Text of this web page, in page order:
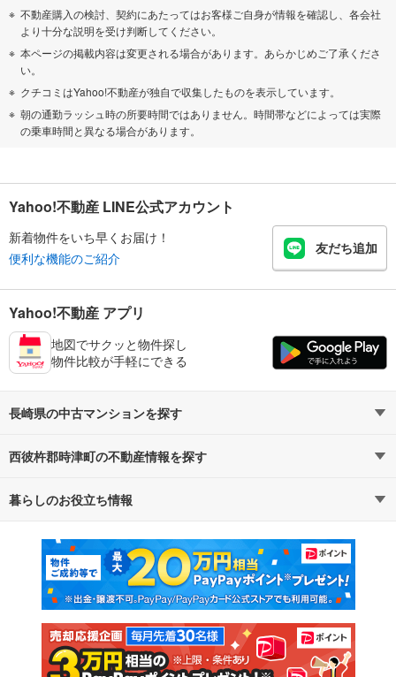
不動産購入の検討、契約にあたってはお客様ご自身が情報を確認し、各会社
より十分な説明を受け判断してください。
本ページの掲載内容は変更される場合があります。あらかじめご了承くださ
い。
クチコミはYahoo!不動産が独自で収集したものを表示しています。
朝の通勤ラッシュ時の所要時間ではありません。時間帯などによっては実際
の乗車時間と異なる場合があります。
Yahoo!不動産 LINE公式アカウント
新着物件をいち早くお届け！
便利な機能のご紹介
友だち追加
Yahoo!不動産 アプリ
地図でサクッと物件探し
物件比較が手軽にできる
長崎県の中古マンションを探す
路線・駅から探す
通勤・通学時間から探す
西彼杵郡時津町の不動産情報を探す
不動産・住宅
新築マンション 中古マンション
新築一戸建て 中古一戸建て
注文住宅 土地
暮らしのお役立ち情報
マンションカタログ 教えて！住まいの先生